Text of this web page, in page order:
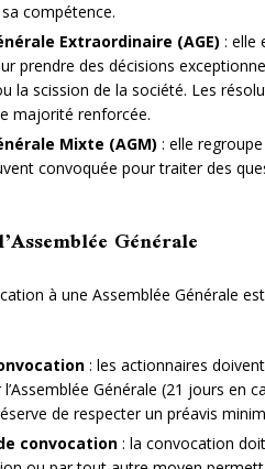
compétence.
Extraordinaire (AGE) : elle
prendre des décisions
la scission de la société. Les
majorité renforcée.
Mixte (AGM) : elle
convoquée pour traiter des
Générale
à une Assemblée Générale
: les actionnaires
Générale (21 jours en
de respecter un préavis
convocation : la convocation